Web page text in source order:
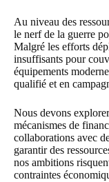
Au niveau des
le nerf de la guerre
Malgré les efforts
insuffisants pour
équipements
qualifié et en
Nous devons
mécanismes de
collaborations avec
garantir des
nos ambitions
contraintes